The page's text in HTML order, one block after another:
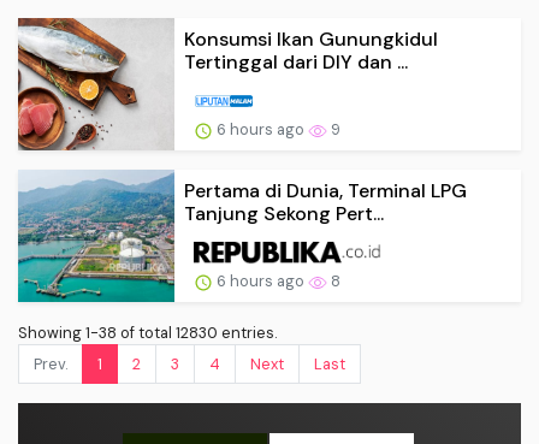
Konsumsi Ikan Gunungkidul
Tertinggal dari DIY dan ...
6 hours ago 9
Pertama di Dunia, Terminal LPG
Tanjung Sekong Pert...
6 hours ago 8
Showing 1-38 of total 12830 entries.
Prev.
1 2 3 4 Next Last